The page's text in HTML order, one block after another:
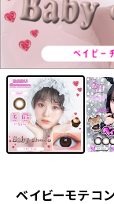
ベイビーモテコ